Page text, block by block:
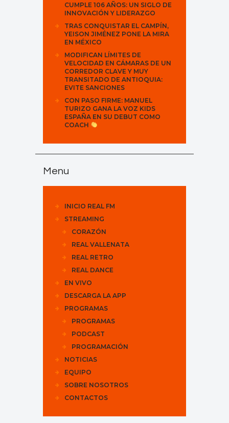
CUMPLE 106 AÑOS: UN SIGLO DE
INNOVACIÓN Y LIDERAZGO
TRAS CONQUISTAR EL CAMPÍN,
YEISON JIMÉNEZ PONE LA MIRA
EN MÉXICO
MODIFICAN LÍMITES DE
VELOCIDAD EN CÁMARAS DE UN
CORREDOR CLAVE Y MUY
TRANSITADO DE ANTIOQUIA:
EVITE SANCIONES
CON PASO FIRME: MANUEL
TURIZO GANA LA VOZ KIDS
ESPAÑA EN SU DEBUT COMO
COACH
Menu
INICIO REAL FM
STREAMING
CORAZÓN
REAL VALLENATA
REAL RETRO
REAL DANCE
EN VIVO
DESCARGA LA APP
PROGRAMAS
PROGRAMAS
PODCAST
PROGRAMACIÓN
NOTICIAS
EQUIPO
SOBRE NOSOTROS
CONTACTOS